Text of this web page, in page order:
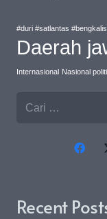
Recent
#duri #satlantas #bengkalis
Daerah
Internasional Nasional
Cari